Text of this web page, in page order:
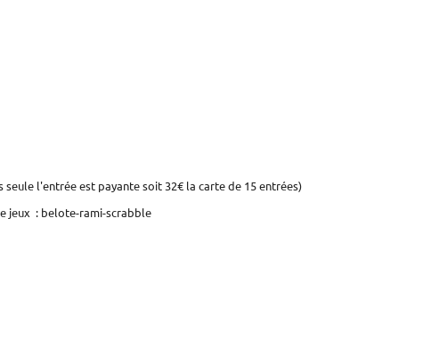
l'entrée est payante soit 32€ la carte de 15 entrées)
jeux : belote-rami-scrabble